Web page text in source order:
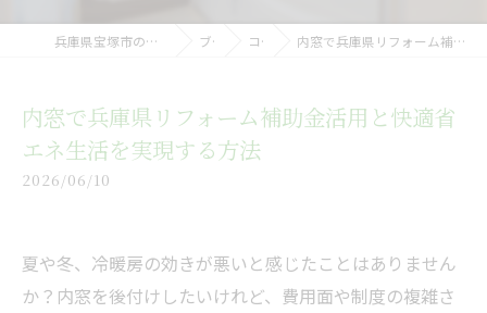
兵庫県宝塚市のリフォームなら有限会社MKCS ブログ コラム 内窓で兵庫県リフォーム補助金活用と快適省エネ生活を実現する方法
内窓で兵庫県リフォーム補助金活用と快適省
エネ生活を実現する方法
2026/06/10
夏や冬、冷暖房の効きが悪いと感じたことはありません
か？内窓を後付けしたいけれど、費用面や制度の複雑さ